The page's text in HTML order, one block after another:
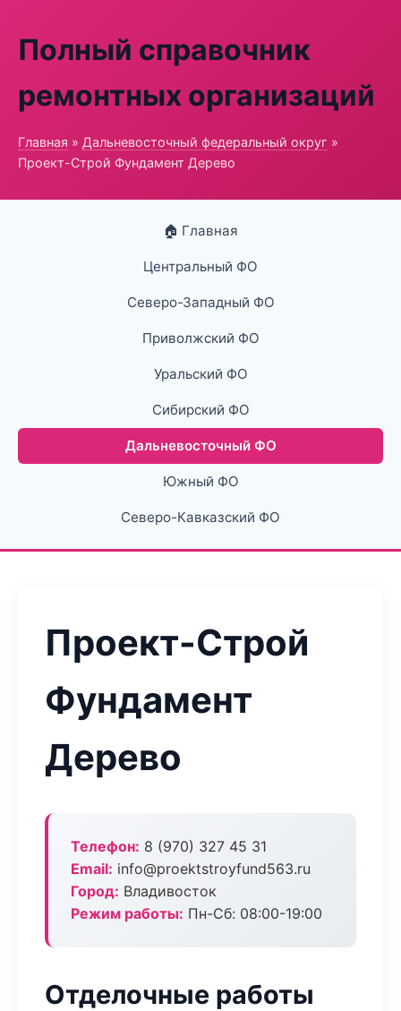
Полный справочник
ремонтных организаций
Главная » Дальневосточный федеральный округ »
Проект-Строй Фундамент Дерево
🏠 Главная
Центральный ФО
Северо-Западный ФО
Приволжский ФО
Уральский ФО
Сибирский ФО
Дальневосточный ФО
Южный ФО
Северо-Кавказский ФО
Проект-Строй
Фундамент
Дерево
Телефон: 8 (970) 327 45 31
Email: info@proektstroyfund563.ru
Город: Владивосток
Режим работы: Пн-Сб: 08:00-19:00
Отделочные работы